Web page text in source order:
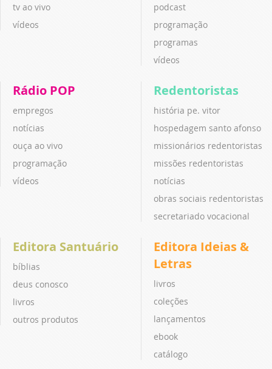
tv ao vivo
vídeos
podcast
programação
programas
vídeos
Rádio POP
empregos
notícias
ouça ao vivo
programação
vídeos
Redentoristas
história pe. vitor
hospedagem santo afonso
missionários redentoristas
missões redentoristas
notícias
obras sociais redentoristas
secretariado vocacional
Editora Santuário
bíblias
deus conosco
livros
outros produtos
Editora Ideias &
Letras
livros
coleções
lançamentos
ebook
catálogo